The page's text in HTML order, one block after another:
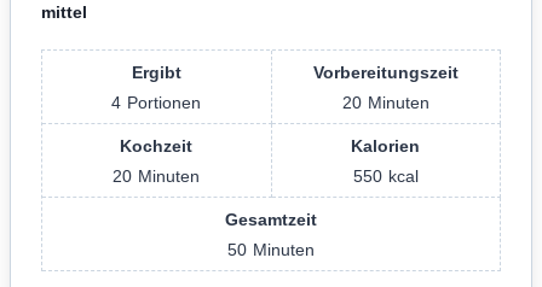
mittel
Ergibt
4 Portionen
Vorbereitungszeit
20 Minuten
Kochzeit
20 Minuten
Kalorien
550 kcal
Gesamtzeit
50 Minuten